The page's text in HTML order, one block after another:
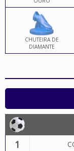
CHUTEIRA DE
DIAMANTE
1